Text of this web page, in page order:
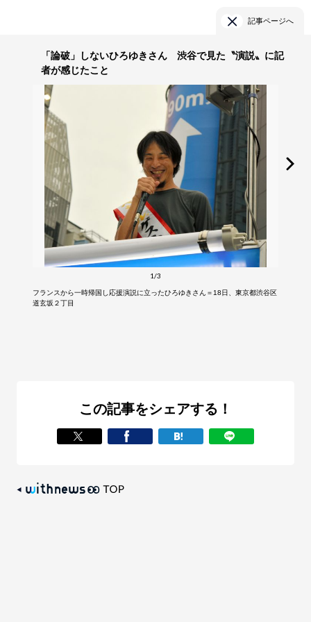
記事ページへ
「論破」しないひろゆきさん 渋谷で見た〝演説〟に記
者が感じたこと
1/3
フランスから一時帰国し応援演説に立ったひろゆきさん＝18日、東京都渋谷区
道玄坂２丁目
この記事をシェアする！